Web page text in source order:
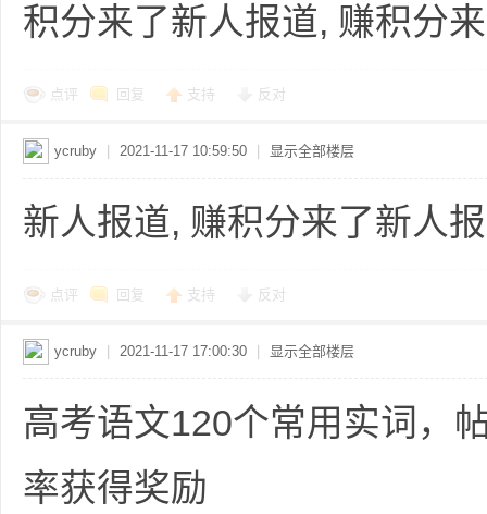
积分来了新人报道, 赚积分
点评 回复 支持 反对
ycruby 2021-11-17 10:59:50 显示全部楼层
新人报道, 赚积分来了新人
点评 回复 支持 反对
ycruby 2021-11-17 17:00:30 显示全部楼层
高考语文120个常用实词，
率获得奖励